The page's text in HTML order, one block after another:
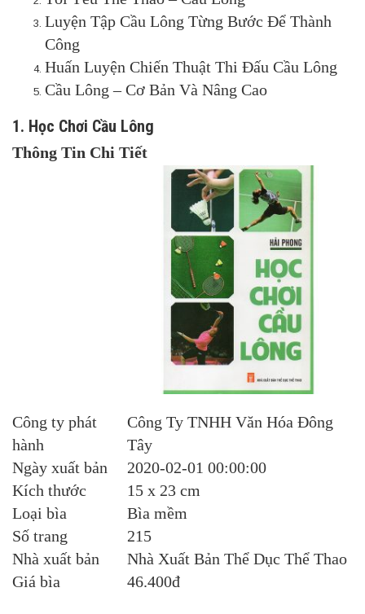
Luyện Tập Cầu Lông Từng Bước Để Thành
Công
Huấn Luyện Chiến Thuật Thi Đấu Cầu Lông
Cầu Lông – Cơ Bản Và Nâng Cao
1. Học Chơi Cầu Lông
Thông Tin Chi Tiết
Công ty phát
hành
Công Ty TNHH Văn Hóa Đông
Tây
Ngày xuất bản
2020-02-01 00:00:00
Kích thước
15 x 23 cm
Loại bìa
Bìa mềm
Số trang
215
Nhà xuất bản
Nhà Xuất Bản Thể Dục Thể Thao
Giá bìa
46.400đ